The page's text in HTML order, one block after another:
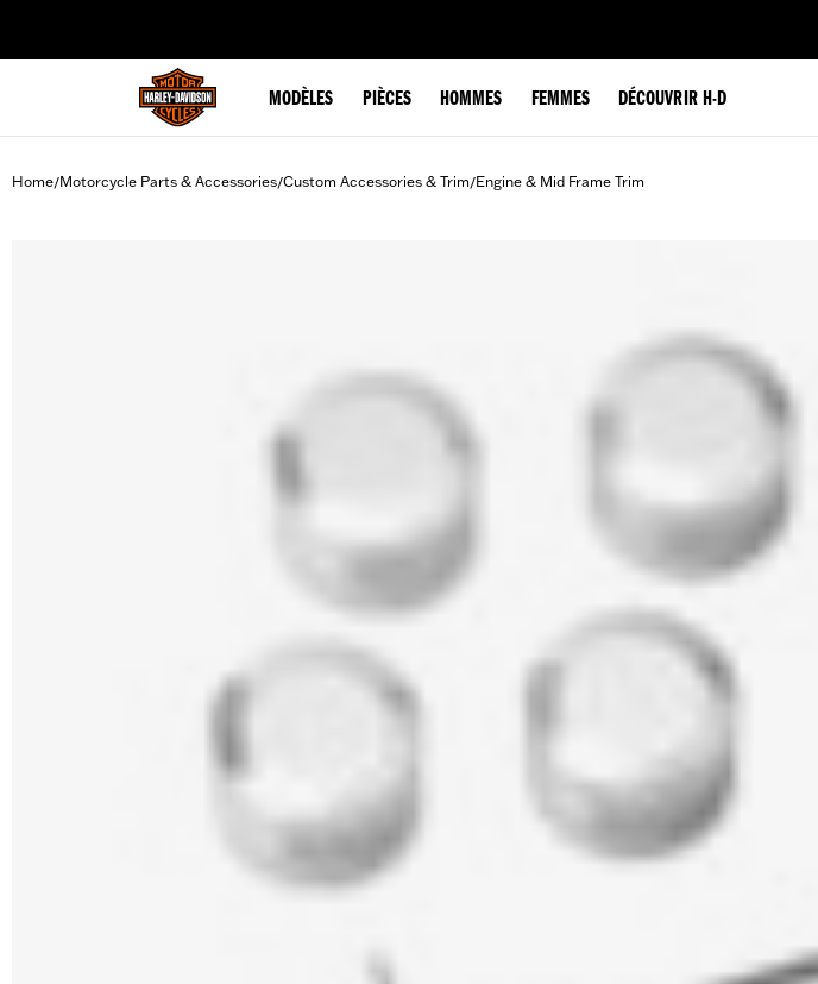
MODÈLES PIÈCES HOMMES FEMMES DÉCOUVRIR H-D
Home/Motorcycle Parts & Accessories/Custom Accessories & Trim/Engine & Mid Frame Trim